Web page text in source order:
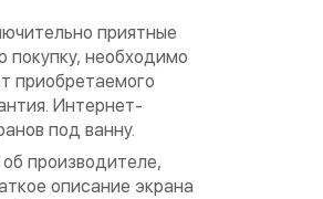
приятные
покупку, необходимо
приобретаемого
Интернет-
под ванну.
производителе,
описание экрана